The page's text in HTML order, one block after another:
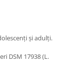
și adulți.
DSM 17938 (L.